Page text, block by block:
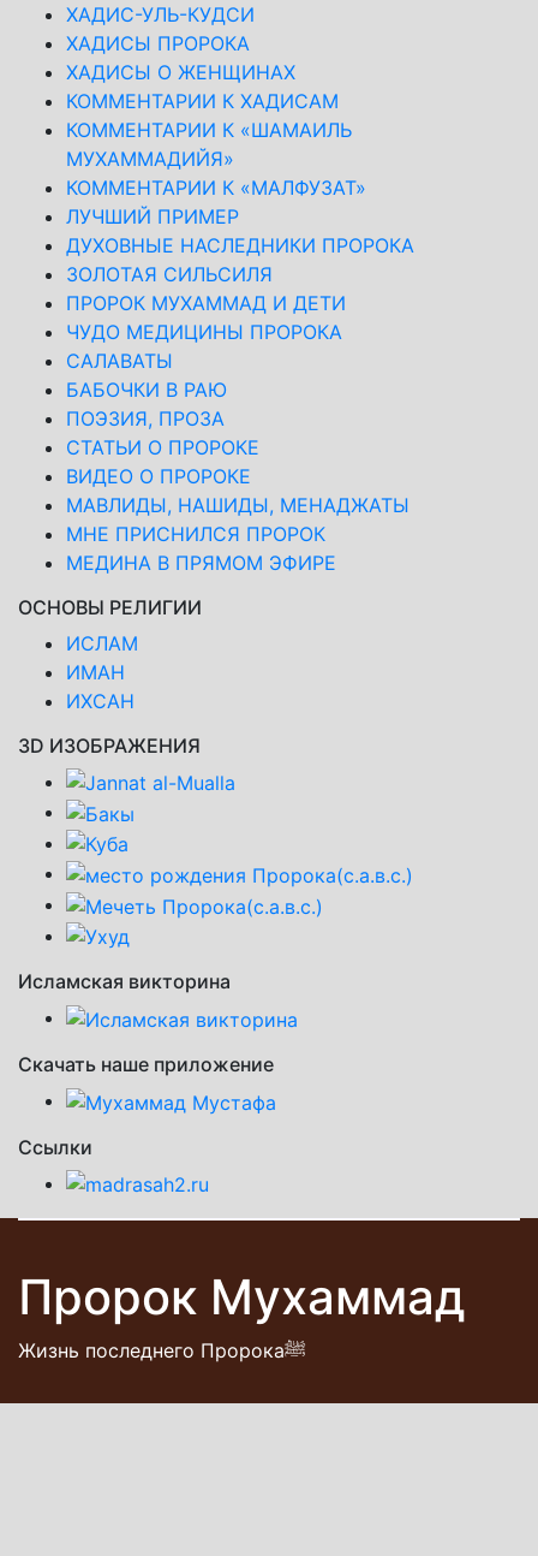
ХАДИС-УЛЬ-КУДСИ
ХАДИСЫ ПРОРОКА
ХАДИСЫ О ЖЕНЩИНАХ
КОММЕНТАРИИ К ХАДИСАМ
КОММЕНТАРИИ К «ШАМАИЛЬ
МУХАММАДИЙЯ»
КОММЕНТАРИИ К «МАЛФУЗАТ»
ЛУЧШИЙ ПРИМЕР
ДУХОВНЫЕ НАСЛЕДНИКИ ПРОРОКА
ЗОЛОТАЯ СИЛЬСИЛЯ
ПРОРОК МУХАММАД И ДЕТИ
ЧУДО МЕДИЦИНЫ ПРОРОКА
САЛАВАТЫ
БАБОЧКИ В РАЮ
ПОЭЗИЯ, ПРОЗА
СТАТЬИ О ПРОРОКЕ
ВИДЕО О ПРОРОКЕ
МАВЛИДЫ, НАШИДЫ, МЕНАДЖАТЫ
МНЕ ПРИСНИЛСЯ ПРОРОК
МЕДИНА В ПРЯМОМ ЭФИРЕ
ОСНОВЫ РЕЛИГИИ
ИСЛАМ
ИМАН
ИХСАН
3D ИЗОБРАЖЕНИЯ
Исламская викторина
Скачать наше приложение
Ссылки
Пророк Мухаммад
Жизнь последнего Пророкаﷺ